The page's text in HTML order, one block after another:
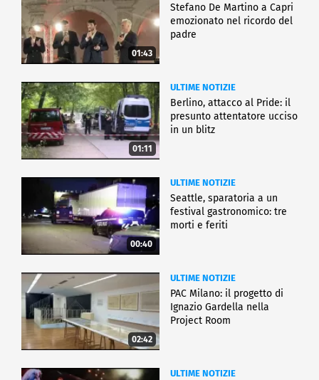
01:43
Stefano De Martino a Capri
emozionato nel ricordo del
padre
01:11
ULTIME NOTIZIE
Berlino, attacco al Pride: il
presunto attentatore ucciso
in un blitz
00:40
ULTIME NOTIZIE
Seattle, sparatoria a un
festival gastronomico: tre
morti e feriti
02:42
ULTIME NOTIZIE
PAC Milano: il progetto di
Ignazio Gardella nella
Project Room
ULTIME NOTIZIE